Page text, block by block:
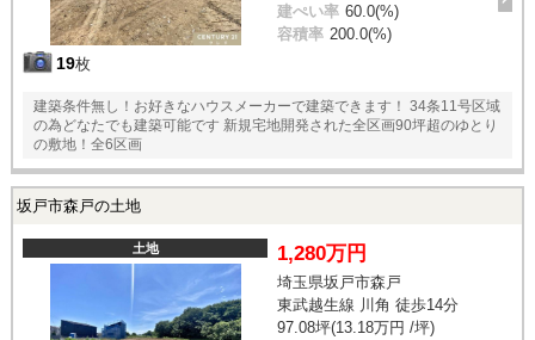
19枚
建ぺい率 60.0(%)
容積率 200.0(%)
建築条件無し！お好きなハウスメーカーで建築できます！ 34条11号区域
の為どなたでも建築可能です 新規宅地開発された全区画90坪超のゆとり
の敷地！全6区画
坂戸市森戸の土地
土地 1,280万円
埼玉県坂戸市森戸
東武越生線 川角 徒歩14分
97.08坪(13.18万円 /坪)